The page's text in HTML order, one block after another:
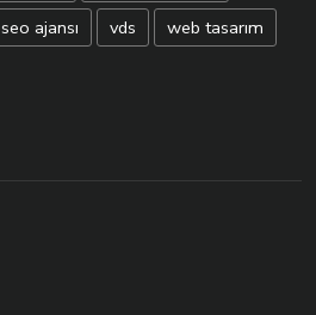
seo ajansı vds
web tasarım